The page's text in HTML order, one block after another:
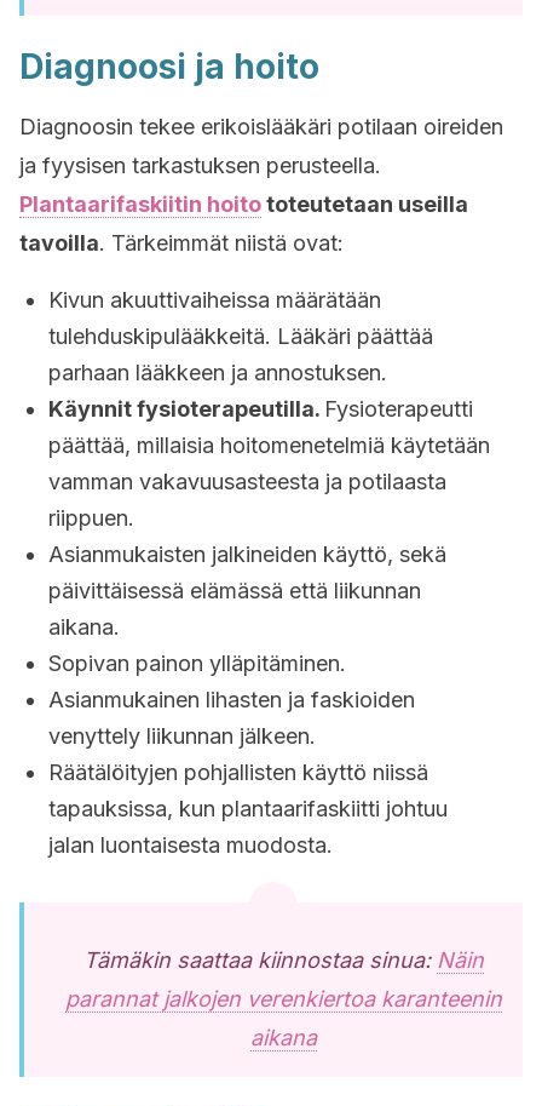
Diagnoosi ja hoito
Diagnoosin tekee erikoislääkäri potilaan oireiden
ja fyysisen tarkastuksen perusteella.
Plantaarifaskiitin hoitototeutetaan useilla
tavoilla. Tärkeimmät niistä ovat:
Kivun akuuttivaiheissa määrätään
tulehduskipulääkkeitä. Lääkäri päättää
parhaan lääkkeen ja annostuksen.
Käynnit fysioterapeutilla. Fysioterapeutti
päättää, millaisia hoitomenetelmiä käytetään
vamman vakavuusasteesta ja potilaasta
riippuen.
Asianmukaisten jalkineiden käyttö, sekä
päivittäisessä elämässä että liikunnan
aikana.
Sopivan painon ylläpitäminen.
Asianmukainen lihasten ja faskioiden
venyttely liikunnan jälkeen.
Räätälöityjen pohjallisten käyttö niissä
tapauksissa, kun plantaarifaskiitti johtuu
jalan luontaisesta muodosta.
Tämäkin saattaa kiinnostaa sinua: Näin
parannat jalkojen verenkiertoa karanteenin
aikana